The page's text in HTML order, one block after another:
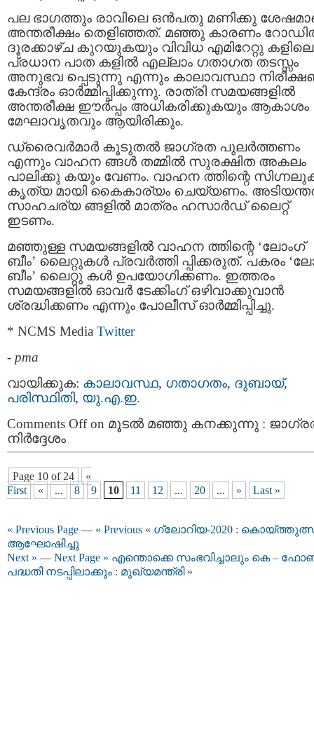
പല ഭാഗത്തും രാവിലെ ഒൻപതു മണിക്കു
അന്തരീക്ഷം തെളിഞ്ഞത്. മഞ്ഞു കാരണം
ദൂരക്കാഴ്ച കുറയുകയും വിവിധ എമിറേറ്റു കളിലെ
പ്രധാന പാത കളില്‍ എല്ലാം ഗതാഗത തടസ്സം
അനുഭവ പ്പെടുന്നു എന്നും കാലാവസ്ഥാ
കേന്ദ്രം ഓര്‍മ്മിപ്പിക്കുന്നു. രാത്രി സമയങ്ങളില്‍
അന്തരീക്ഷ ഈർപ്പം അധികരിക്കുകയും ആകാശം
മേഘാവൃതവും ആയിരിക്കും.
ഡ്രൈവര്‍മാര്‍ കൂടുതല്‍ ജാഗ്രത പുലര്‍ത്തണം
എന്നും വാഹന ങ്ങൾ തമ്മിൽ സുരക്ഷിത അകലം
പാലിക്കു കയും വേണം. വാഹന ത്തിന്റെ
കൃത്യ മായി കൈകാര്യം ചെയ്യണം.
സാഹചര്യ ങ്ങളിൽ മാത്രം ഹസാർഡ് ലൈറ്റ്
ഇടണം.
മഞ്ഞുള്ള സമയങ്ങളില്‍ വാഹന ത്തിന്റെ ‘ലോംഗ്
ബീം’ ലൈറ്റുകള്‍ പ്രവര്‍ത്തി പ്പിക്കരുത്. പകരം
ബീം’ ലൈറ്റു കൾ ഉപയോഗിക്കണം. ഇത്തരം
സമയങ്ങളില്‍ ഓവർ ടേക്കിംഗ് ഒഴിവാക്കുവാന്‍
ശ്രദ്ധിക്കണം എന്നും പോലീസ് ഓര്‍മ്മിപ്പിച്ചു.
* NCMS Media Twitter
- pma
വായിക്കുക: കാലാവസ്ഥ, ഗതാഗതം, ദുബായ്‌,
പരിസ്ഥിതി, യു.എ.ഇ.
Comments Offon മൂടല്‍ മഞ്ഞു കനക്കുന്നു :
നിര്‍ദ്ദേശം
Page 10 of 24
«
First
« ... 8 9 10 11 12 ... 20 ... » Last »
« Previous Page — « Previous « ഗ്ലോറിയ-2020 :
ആഘോഷിച്ചു
Next » — Next Page » എന്തൊക്കെ സംഭവിച്ചാലും കെ –
പദ്ധതി നടപ്പിലാക്കും : മുഖ്യമന്ത്രി»